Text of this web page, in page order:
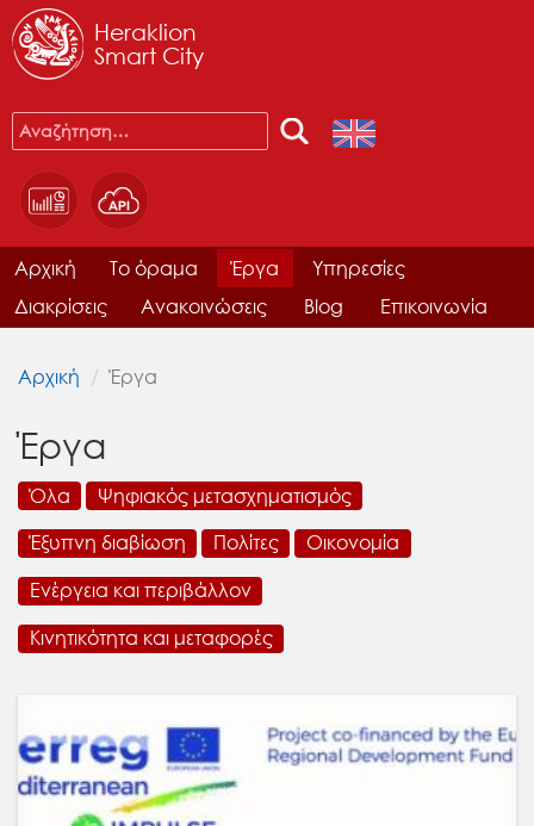
Heraklion
Smart City
Αρχική Το όραμα Έργα
Υπηρεσίες
Διακρίσεις
Ανακοινώσεις Blog Επικοινωνία
Αρχική Έργα
Έργα
Όλα
Ψηφιακός μετασχηματισμός
Έξυπνη διαβίωση
Πολίτες
Οικονομία
Ενέργεια και περιβάλλον
Κινητικότητα και μεταφορές